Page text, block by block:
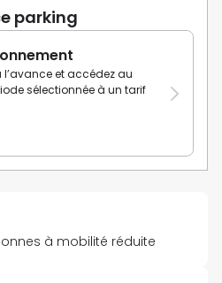
parking
et accédez au
sélectionnée à un tarif
à mobilité réduite